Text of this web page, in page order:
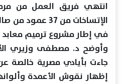
انتهي فريق العمل من
الإتساخات من
في إطار مشروع ترميم معابد
وأوضح د. مصطفى وزيري
جاءت بأيادي مصرية خالصة
إظهار نقوش الأعمدة